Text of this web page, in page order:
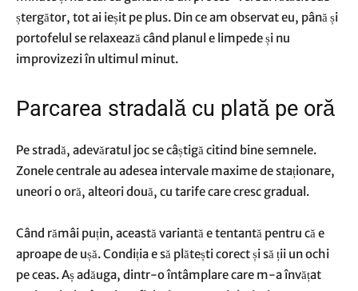
ștergător, tot ai ieșit pe plus. Din ce am observat eu, până și
portofelul se relaxează când planul e limpede și nu
improvizezi în ultimul minut.
Parcarea stradală cu plată pe oră
Pe stradă, adevăratul joc se câștigă citind bine semnele.
Zonele centrale au adesea intervale maxime de staționare,
uneori o oră, alteori două, cu tarife care cresc gradual.
Când rămâi puțin, această variantă e tentantă pentru că e
aproape de ușă. Condiția e să plătești corect și să ții un ochi
pe ceas. Aș adăuga, dintr-o întâmplare care m-a învățat